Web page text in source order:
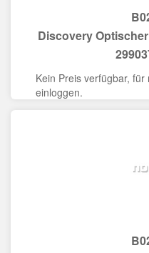
Discovery
Kein Preis verfügbar,
einloggen.